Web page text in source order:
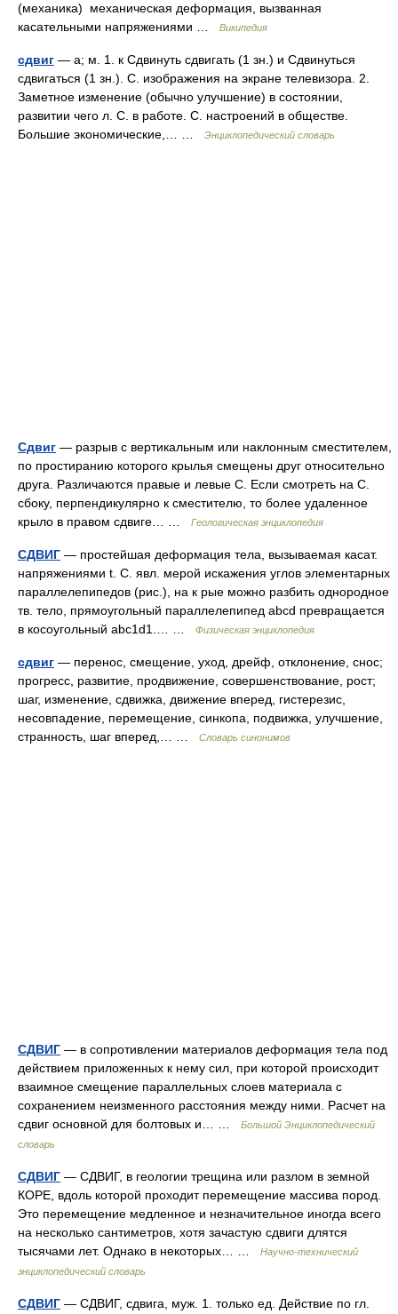
(механика) механическая деформация, вызванная
касательными напряжениями …
Википедия
сдвиг — а; м. 1. к Сдвинуть сдвигать (1 зн.) и Сдвинуться
сдвигаться (1 зн.). С. изображения на экране телевизора. 2.
Заметное изменение (обычно улучшение) в состоянии,
развитии чего л. С. в работе. С. настроений в обществе.
Большие экономические,… …
Энциклопедический словарь
Сдвиг — разрыв с вертикальным или наклонным сместителем,
по простиранию которого крылья смещены друг относительно
друга. Различаются правые и левые С. Если смотреть на С.
сбоку, перпендикулярно к сместителю, то более удаленное
крыло в правом сдвиге… …
Геологическая энциклопедия
СДВИГ — простейшая деформация тела, вызываемая касат.
напряжениями t. С. явл. мерой искажения углов элементарных
параллелепипедов (рис.), на к рые можно разбить однородное
тв. тело, прямоугольный параллелепипед abcd превращается
в косоугольный abc1d1.… …
Физическая энциклопедия
сдвиг — перенос, смещение, уход, дрейф, отклонение, снос;
прогресс, развитие, продвижение, совершенствование, рост;
шаг, изменение, сдвижка, движение вперед, гистерезис,
несовпадение, перемещение, синкопа, подвижка, улучшение,
странность, шаг вперед,… …
Словарь синонимов
СДВИГ — в сопротивлении материалов деформация тела под
действием приложенных к нему сил, при которой происходит
взаимное смещение параллельных слоев материала с
сохранением неизменного расстояния между ними. Расчет на
сдвиг основной для болтовых и… …
Большой Энциклопедический
словарь
СДВИГ — СДВИГ, в геологии трещина или разлом в земной
КОРЕ, вдоль которой проходит перемещение массива пород.
Это перемещение медленное и незначительное иногда всего
на несколько сантиметров, хотя зачастую сдвиги длятся
тысячами лет. Однако в некоторых… …
Научно-технический
энциклопедический словарь
СДВИГ — СДВИГ, сдвига, муж. 1. только ед. Действие по гл.